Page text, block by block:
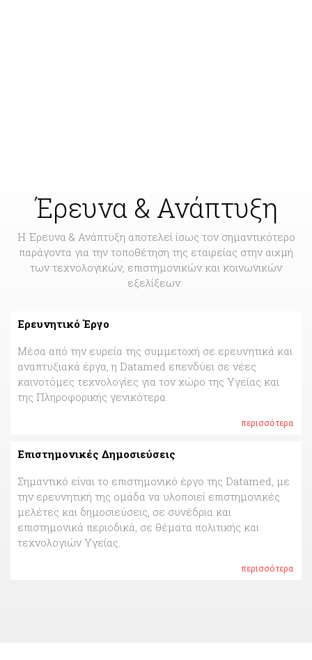
Έρευνα & Ανάπτυξη
Η Έρευνα & Ανάπτυξη αποτελεί ίσως τον σημαντικότερο
παράγοντα για την τοποθέτηση της εταιρείας στην αιχμή
των τεχνολογικών, επιστημονικών και κοινωνικών
εξελίξεων.
Ερευνητικό Έργο
Μέσα από την ευρεία της συμμετοχή σε ερευνητικά και
αναπτυξιακά έργα, η Datamed επενδύει σε νέες
καινοτόμες τεχνολογίες για τον χώρο της Υγείας και
της Πληροφορικής γενικότερα.
περισσότερα
Επιστημονικές Δημοσιεύσεις
Σημαντικό είναι το επιστημονικό έργο της Datamed, με
την ερευνητική της ομάδα να υλοποιεί επιστημονικές
μελέτες και δημοσιεύσεις, σε συνέδρια και
επιστημονικά περιοδικά, σε θέματα πολιτικής και
τεχνολογιών Υγείας.
περισσότερα